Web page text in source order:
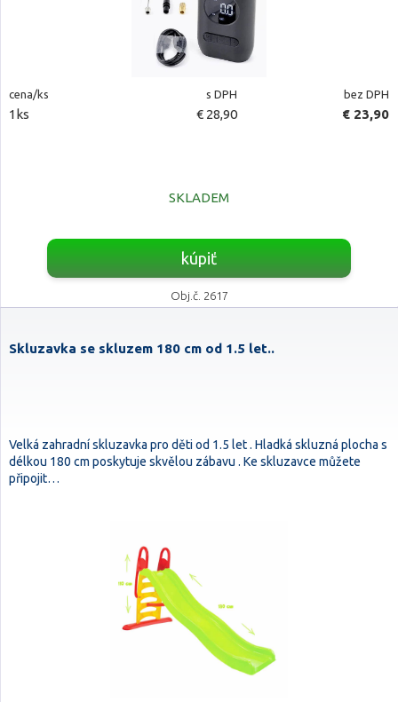
cena/ks s DPH bez DPH
1ks € 28,90 € 23,90
SKLADEM
kúpiť
Obj.č. 2617
Skluzavka se skluzem 180 cm od 1.5 let..
Velká zahradní skluzavka pro děti od 1.5 let . Hladká skluzná plocha s
délkou 180 cm poskytuje skvělou zábavu . Ke skluzavce můžete
připojit…